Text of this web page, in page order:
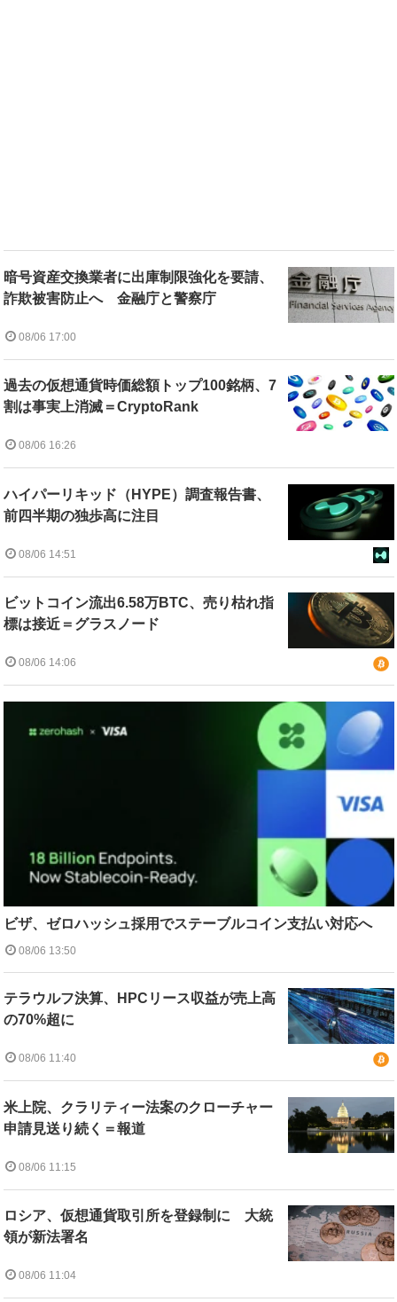
暗号資産交換業者に出庫制限強化を要請、
詐欺被害防止へ 金融庁と警察庁
08/06 17:00
過去の仮想通貨時価総額トップ100銘柄、7
割は事実上消滅＝CryptoRank
08/06 16:26
ハイパーリキッド（HYPE）調査報告書、
前四半期の独歩高に注目
08/06 14:51
ビットコイン流出6.58万BTC、売り枯れ指
標は接近＝グラスノード
08/06 14:06
ビザ、ゼロハッシュ採用でステーブルコイン支払い対応へ
08/06 13:50
テラウルフ決算、HPCリース収益が売上高
の70%超に
08/06 11:40
米上院、クラリティー法案のクローチャー
申請見送り続く＝報道
08/06 11:15
ロシア、仮想通貨取引所を登録制に 大統
領が新法署名
08/06 11:04